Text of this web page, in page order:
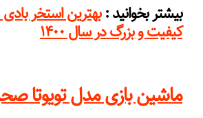
بیشتر بخوانید :
کیفیت و بزرگ در سال ۱۴۰۰
ماشین بازی مدل تویوتا